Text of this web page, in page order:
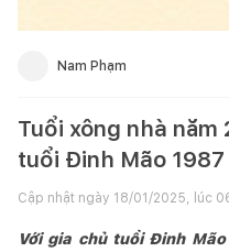
Nam Phạm
Tuổi xông nhà
tuổi Đinh Mão
Cập nhật ngày 18/01/2025, lúc
Với gia chủ tuổi Đinh